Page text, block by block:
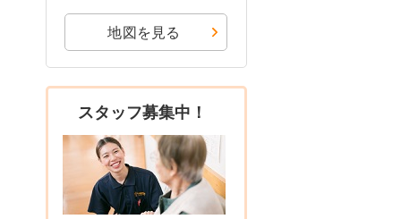
地図を見る
スタッフ募集中！